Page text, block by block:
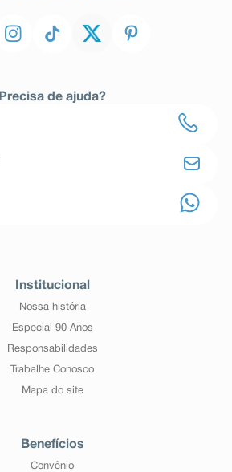
Precisa de ajuda?
Institucional
Nossa história
Especial 90 Anos
Responsabilidades
Trabalhe Conosco
Mapa do site
Benefícios
Convênio